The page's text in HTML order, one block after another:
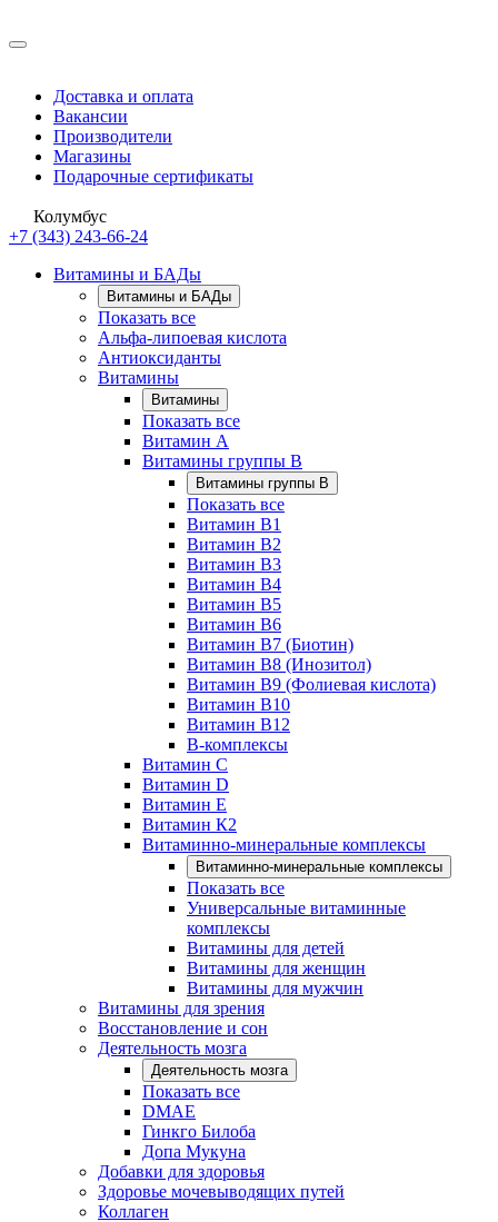
Доставка и оплата
Вакансии
Производители
Магазины
Подарочные сертификаты
Колумбус
+7 (343) 243-66-24
Витамины и БАДы
Витамины и БАДы
Показать все
Альфа-липоевая кислота
Антиоксиданты
Витамины
Витамины
Показать все
Витамин A
Витамины группы B
Витамины группы B
Показать все
Витамин B1
Витамин B2
Витамин B3
Витамин B4
Витамин B5
Витамин B6
Витамин B7 (Биотин)
Витамин B8 (Инозитол)
Витамин B9 (Фолиевая кислота)
Витамин B10
Витамин B12
B-комплексы
Витамин C
Витамин D
Витамин E
Витамин К2
Витаминно-минеральные комплексы
Витаминно-минеральные комплексы
Показать все
Универсальные витаминные
комплексы
Витамины для детей
Витамины для женщин
Витамины для мужчин
Витамины для зрения
Восстановление и сон
Деятельность мозга
Деятельность мозга
Показать все
DMAE
Гинкго Билоба
Допа Мукуна
Добавки для здоровья
Здоровье мочевыводящих путей
Коллаген